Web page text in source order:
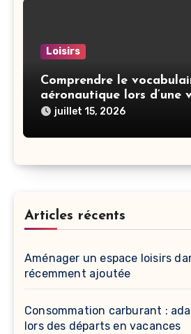
Loisirs
Comprendre le
aéronautique lors d’une
en cockpit
juillet 15, 2026
Articles récents
Aménager un espace loisirs
récemment ajoutée
Consommation carburant :
lors des départs en vacances